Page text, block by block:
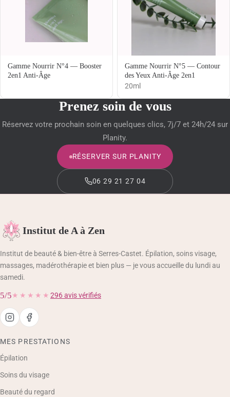
Gamme Nourrir N°4 — Booster
2en1 Anti-Âge
Gamme Nourrir N°5 — Contour
des Yeux Anti-Âge 2en1
20ml
Prenez soin de vous
Réservez votre prochain soin en quelques clics, 7j/7 et 24h/24 sur
Planity.
RÉSERVER SUR PLANITY
06 29 21 27 04
Institut de A à Zen
Institut de beauté & bien-être à Serres-Castet. Épilation, soins visage,
massages, madérothérapie et bien plus — je vous accueille du lundi au
samedi.
5/5★★★★★ 296 avis vérifiés
MES PRESTATIONS
Épilation
Soins du visage
Beauté du regard